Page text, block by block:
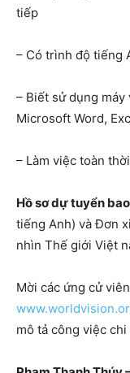
tiếp
– Có trình độ tiếng
– Biết sử dụng
Microsoft Word,
– Làm việc toàn
Hồ sơ dự tuyển
tiếng Anh) và Đơn
nhìn Thế giới Việt
Mời các ứng cử
mô tả công việc